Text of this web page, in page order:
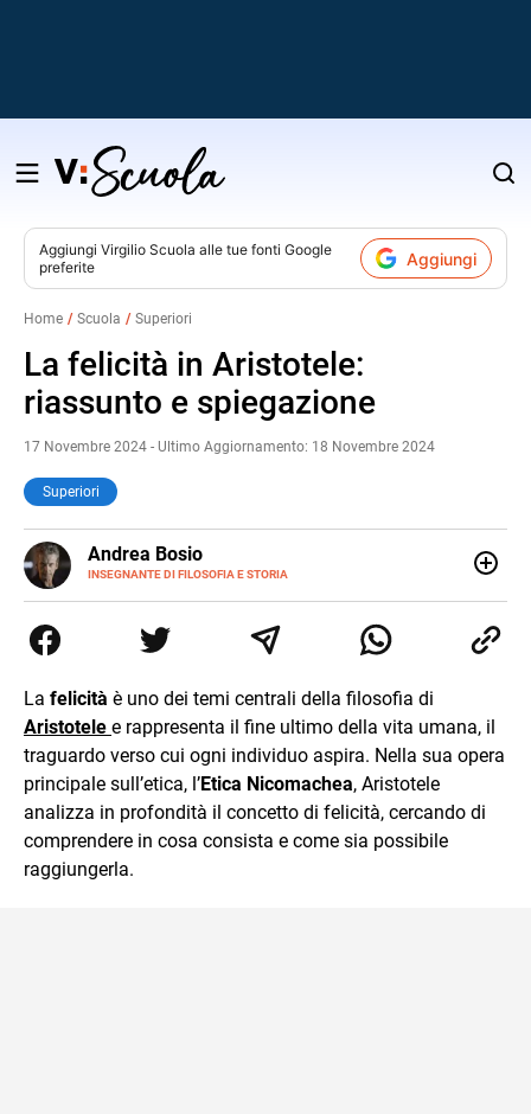
Salta
contenuto
Aggiungi Virgilio Scuola alle tue fonti Google
preferite
Aggiungi
Home Scuola Superiori
La felicità in Aristotele:
riassunto e spiegazione
17 Novembre 2024 - Ultimo Aggiornamento: 18 Novembre 2024
Superiori
Andrea Bosio
INSEGNANTE DI FILOSOFIA E STORIA
E-
MAIL
occupandosi di storia della comunicazione scientifica e di
storia della Chiesa. È dottorando presso la Facoltà
volume Giovani Minzoni terra incognita.
La felicità è uno dei temi centrali della filosofia di
Aristotele e rappresenta il fine ultimo della vita umana, il
traguardo verso cui ogni individuo aspira. Nella sua opera
principale sull’etica, l’Etica Nicomachea, Aristotele
analizza in profondità il concetto di felicità, cercando di
comprendere in cosa consista e come sia possibile
raggiungerla.